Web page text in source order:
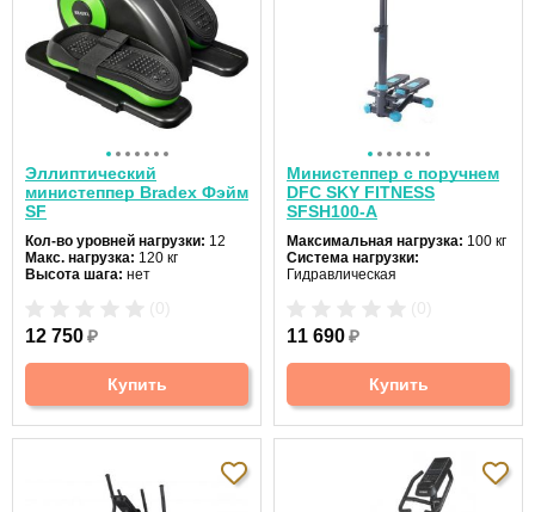
Эллиптический
министеппер Bradex Фэйм
SF
Кол-во уровней нагрузки: 12
Макс. нагрузка: 120 кг
Высота шага: нет
Датчики пульса:
12 750₽
Купить
Министеппер с поручнем
DFC SKY FITNESS
SFSH100-A
Максимальная нагрузка: 100 кг
Система нагрузки:
Гидравлическая
11 690₽
Купить